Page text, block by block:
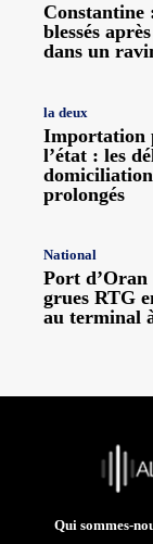
Constantine
blessés
dans un
la deux
Importation
l’état : les
prolongés
National
Port
grues RTG
au terminal
Qui sommes-